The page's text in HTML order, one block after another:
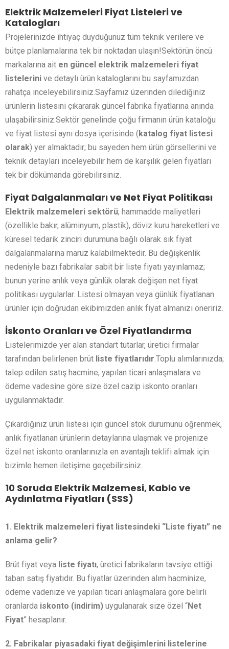
Elektrik Malzemeleri Fiyat Listeleri ve
Katalogları
Projelerinizde ihtiyaç duyduğunuz tüm teknik verilere ve
bütçe planlamalarına tek bir noktadan ulaşın!Sektörün öncü
markalarına ait en güncel elektrik malzemeleri fiyat
listelerini ve detaylı ürün kataloglarını bu sayfamızdan
rahatça inceleyebilirsiniz.Sayfamız üzerinden dilediğiniz
ürünlerin listesini çıkararak güncel fabrika fiyatlarına anında
ulaşabilirsiniz.Sektör genelinde çoğu firmanın ürün kataloğu
ve fiyat listesi aynı dosya içerisinde (katalog fiyat listesi
olarak) yer almaktadır; bu sayeden hem ürün görsellerini ve
teknik detayları inceleyebilir hem de karşılık gelen fiyatları
tek bir dökümanda görebilirsiniz.
Fiyat Dalgalanmaları ve Net Fiyat Politikası
Elektrik malzemeleri sektörü; hammadde maliyetleri
(özellikle bakır, alüminyum, plastik), döviz kuru hareketleri ve
küresel tedarik zinciri durumuna bağlı olarak sık fiyat
dalgalanmalarına maruz kalabilmektedir. Bu değişkenlik
nedeniyle bazı fabrikalar sabit bir liste fiyatı yayınlamaz;
bunun yerine anlık veya günlük olarak değişen net fiyat
politikası uygularlar. Listesi olmayan veya günlük fiyatlanan
ürünler için doğrudan ekibimizden anlık fiyat almanızı öneririz.
İskonto Oranları ve Özel Fiyatlandırma
Listelerimizde yer alan standart tutarlar, üretici firmalar
tarafından belirlenen brüt liste fiyatlarıdır.Toplu alımlarınızda;
talep edilen satış hacmine, yapılan ticari anlaşmalara ve
ödeme vadesine göre size özel cazip iskonto oranları
uygulanmaktadır.
Çıkardığınız ürün listesi için güncel stok durumunu öğrenmek,
anlık fiyatlanan ürünlerin detaylarına ulaşmak ve projenize
özel net iskonto oranlarınızla en avantajlı teklifi almak için
bizimle hemen iletişime geçebilirsiniz.
10 Soruda Elektrik Malzemesi, Kablo ve
Aydınlatma Fiyatları (SSS)
1. Elektrik malzemeleri fiyat listesindeki “Liste fiyatı” ne
anlama gelir?
Brüt fiyat veya liste fiyatı, üretici fabrikaların tavsiye ettiği
taban satış fiyatıdır. Bu fiyatlar üzerinden alım hacminize,
ödeme vadenize ve yapılan ticari anlaşmalara göre belirli
oranlarda iskonto (indirim) uygulanarak size özel “Net
Fiyat” hesaplanır.
2. Fabrikalar piyasadaki fiyat değişimlerini listelerine